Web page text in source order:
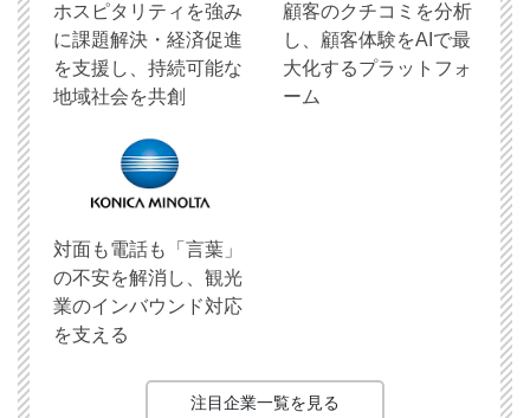
ホスピタリティを強み
に課題解決・経済促進
を支援し、持続可能な
地域社会を共創
顧客のクチコミを分析
し、顧客体験をAIで最
大化するプラットフォ
ーム
対面も電話も「言葉」
の不安を解消し、観光
業のインバウンド対応
を支える
注目企業一覧を見る